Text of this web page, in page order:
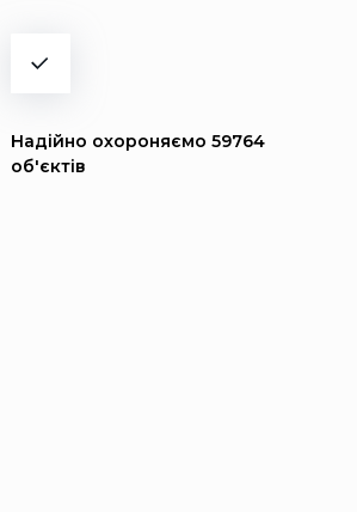
Надійно охороняємо 59764
об'єктів